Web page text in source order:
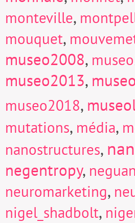
monteville,
mouquet,
museo2008,
museo2013,
museo2018,
mutations, média,
nanostructures,
negentropy,
neuromarketing,
nigel_shadbolt,